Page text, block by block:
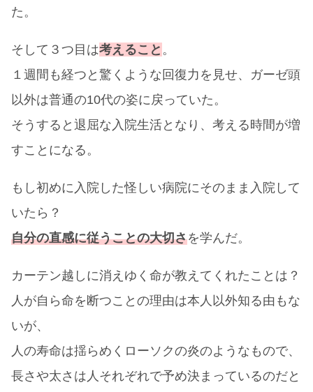
た。
そして３つ目は考えること 。
１週間も経つと驚くような回復力を見せ、ガーゼ頭
以外は普通の10代の姿に戻っていた。
そうすると退屈な入院生活となり、考える時間が増
すことになる。
もし初めに入院した怪しい病院にそのまま入院して
いたら？
自分の直感に従うことの大切さを学んだ。
カーテン越しに消えゆく命が教えてくれたことは？
人が自ら命を断つことの理由は本人以外知る由もな
いが、
人の寿命は揺らめくローソクの炎のようなもので、
長さや太さは人それぞれで予め決まっているのだと